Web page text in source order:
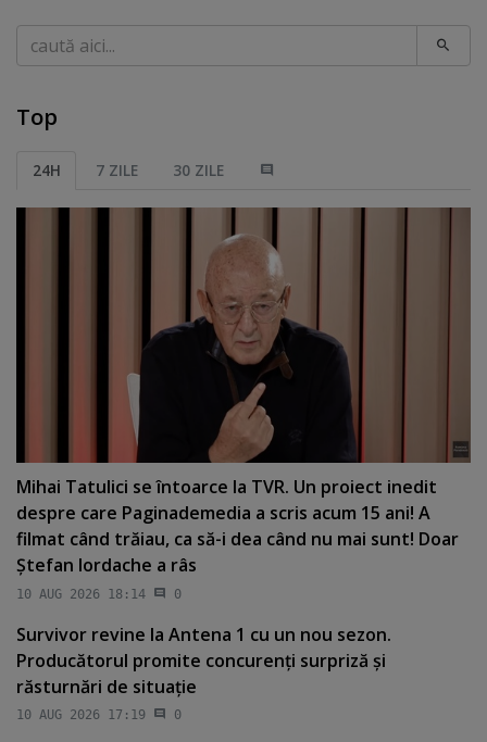
Caută
Top
24H 7 ZILE 30 ZILE
Mihai Tatulici se întoarce la TVR. Un proiect inedit
despre care Paginademedia a scris acum 15 ani! A
filmat când trăiau, ca să-i dea când nu mai sunt! Doar
Ştefan Iordache a râs
10 AUG 2026 18:14 0
Survivor revine la Antena 1 cu un nou sezon.
Producătorul promite concurenţi surpriză şi
răsturnări de situaţie
10 AUG 2026 17:19 0